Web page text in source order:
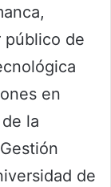
público de
en
la
de